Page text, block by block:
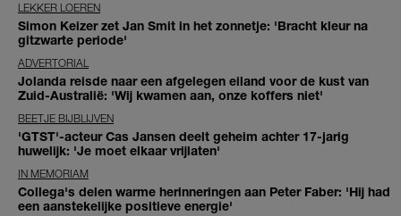
LEKKER LOEREN
Simon Keizer zet Jan Smit in het zonnetje: 'Bracht kleur na
gitzwarte periode'
ADVERTORIAL
Jolanda reisde naar een afgelegen eiland voor de kust van
Zuid-Australië: 'Wij kwamen aan, onze koffers niet'
BEETJE BIJBLIJVEN
'GTST'-acteur Cas Jansen deelt geheim achter 17-jarig
huwelijk: 'Je moet elkaar vrijlaten'
IN MEMORIAM
Collega's delen warme herinneringen aan Peter Faber: 'Hij had
een aanstekelijke positieve energie'